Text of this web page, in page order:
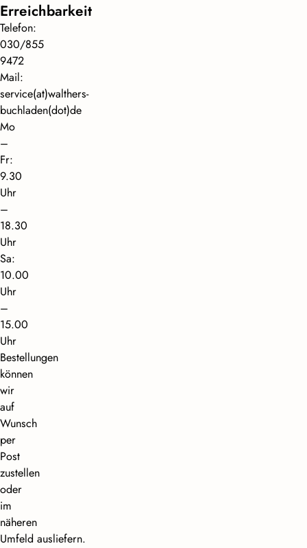
Erreichbarkeit
Telefon:
030/855
9472
Mail:
service(at)walthers-
buchladen(dot)de
Mo
–
Fr:
9.30
Uhr
–
18.30
Uhr
Sa:
10.00
Uhr
–
15.00
Uhr
Bestellungen
können
wir
auf
Wunsch
per
Post
zustellen
oder
im
näheren
Umfeld ausliefern.